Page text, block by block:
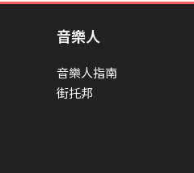
音樂人
音樂人指南
街托邦